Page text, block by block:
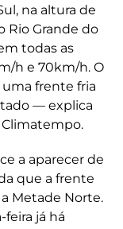
na altura de
Rio Grande do
todas as
h e 70km/h. O
frente fria
— explica
Climatempo.
a aparecer de
que a frente
Metade Norte.
já há